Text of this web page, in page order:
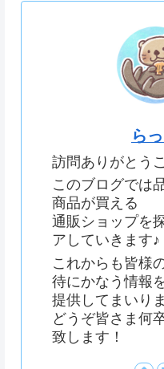
ら
訪問ありがとう
このブログでは
商品が買える
通販ショップを
アしていきます♪
これからも皆様
待にかなう情報
提供してまいり
どうぞ皆さま何
致します！